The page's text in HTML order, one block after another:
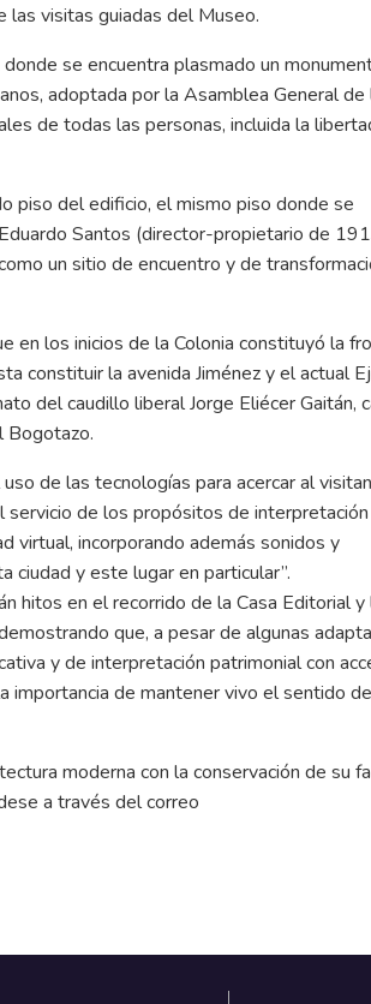
las visitas guiadas del Museo.
se encuentra plasmado un
adoptada por la Asamblea General de
de todas las personas, incluida la
piso del edificio, el mismo piso donde se
Santos (director-propietario de
un sitio de encuentro y de
en los inicios de la Colonia constituyó la
constituir la avenida Jiménez y el actual
del caudillo liberal Jorge Eliécer Gaitán,
Bogotazo.
de las tecnologías para acercar al
servicio de los propósitos de interpretación
virtual, incorporando además sonidos y
ciudad y este lugar en particular”.
hitos en el recorrido de la Casa Editorial y
que, a pesar de algunas
y de interpretación patrimonial con
importancia de mantener vivo el sentido
moderna con la conservación de su
a través del correo